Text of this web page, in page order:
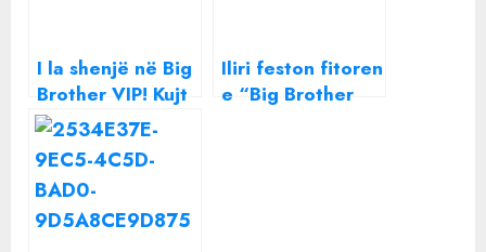
I la shenjë në Big
Brother VIP! Kujt
ia dedikon?
Donald Veshaj
bën tatuazh të ri
në trup
Iliri feston fitoren
e “Big Brother